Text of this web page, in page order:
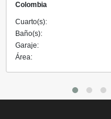
Colombia
Cuarto(s):
Baño(s):
Garaje:
Área: